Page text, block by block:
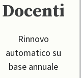
Docenti
Rinnovo
automatico su
base annuale